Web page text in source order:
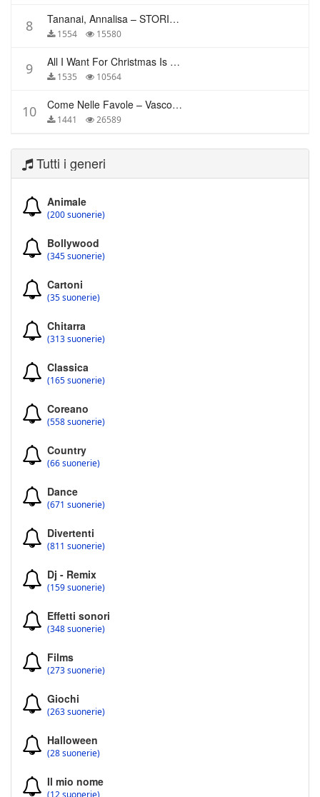
8 Tananai, Annalisa – STORIE BREVI
1554 15580
9 All I Want For Christmas Is You – Mariah Carey
1535 10564
10 Come Nelle Favole – Vasco Rossi
1441 26589
Tutti i generi
Animale
(200 suonerie)
Bollywood
(345 suonerie)
Cartoni
(35 suonerie)
Chitarra
(313 suonerie)
Classica
(165 suonerie)
Coreano
(558 suonerie)
Country
(66 suonerie)
Dance
(671 suonerie)
Divertenti
(811 suonerie)
Dj - Remix
(159 suonerie)
Effetti sonori
(348 suonerie)
Films
(273 suonerie)
Giochi
(263 suonerie)
Halloween
(28 suonerie)
Il mio nome
(12 suonerie)